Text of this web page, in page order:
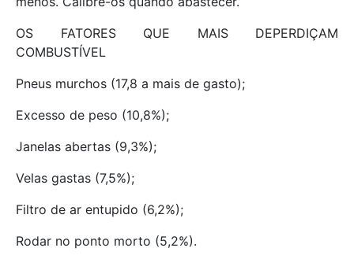
OS FATORES QUE MAIS DEPERDIÇAM
COMBUSTÍVEL
Pneus murchos (17,8 a mais de gasto);
Excesso de peso (10,8%);
Janelas abertas (9,3%);
Velas gastas (7,5%);
Filtro de ar entupido (6,2%);
Rodar no ponto morto (5,2%).